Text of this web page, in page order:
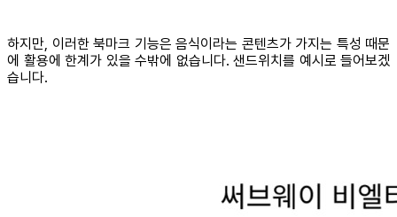
하지만, 이러한 북마크 기능은 음식이라는 콘텐츠가 가지는 특성 때문
에 활용에 한계가 있을 수밖에 없습니다. 샌드위치를 예시로 들어보겠
습니다.